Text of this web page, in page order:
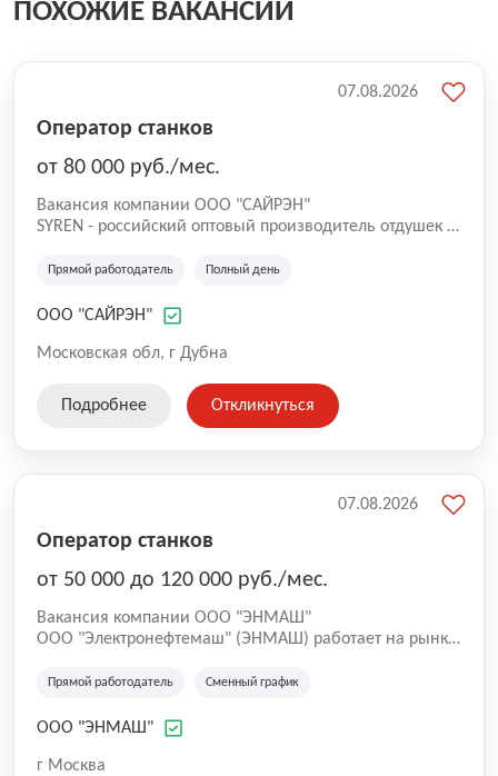
ПОХОЖИЕ ВАКАНСИИ
Оператор станков
от 80 000 руб./мес.
Вакансия компании ООО "САЙРЭН"
SYREN - российский оптовый производитель отдушек и
важной частью нашей команды! В связи с открытием
открыта вакансия миксолога. Если тебе интересно
Инкапсуляции в сфере парфюмерии и отдушек.
приобретать компетенции в сферах аналитической и
коллоидной химии, то мы ждем именно тебя!
Прямой работодатель Полный день
ООО "САЙРЭН"
Московская обл, г Дубна
07.08.2026
Подробнее Откликнуться
Оператор станков
от 50 000 до 120 000 руб./мес.
Вакансия компании ООО "ЭНМАШ"
ООО "Электронефтемаш" (ЭНМАШ) работает на рынке
обмоточных и выводных проводов, а также
машиностроения.
Прямой работодатель Сменный график
ООО "ЭНМАШ"
г Москва
07.08.2026